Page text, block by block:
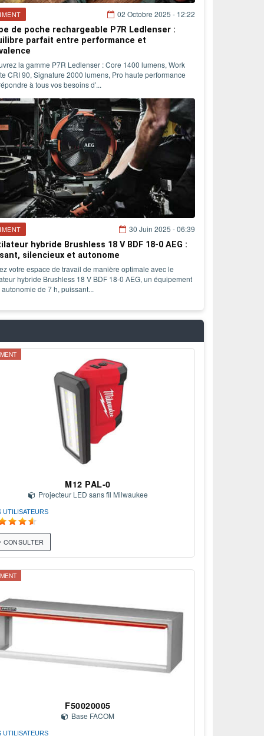
02 Octobre 2025 - 12:22
de poche rechargeable P7R Ledlenser :
parfait entre performance et
la gamme P7R Ledlenser : Core 1400 lumens, Work
CRI 90, Signature 2000 lumens, Pro haute performance
à tous vos besoins d’...
30 Juin 2025 - 06:39
hybride Brushless 18 V BDF 18-0 AEG :
silencieux et autonome
votre espace de travail de manière optimale avec le
hybride Brushless 18 V BDF 18-0 AEG, un équipement
autonomie de 7 h, puissant...
M12 PAL-0
Projecteur LED sans fil Milwaukee
UTILISATEURS
CONSULTER
F50020005
Base FACOM
UTILISATEURS